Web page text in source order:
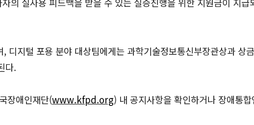
지털 포용 분야 대상팀에게는 과학기술정보통신부장관상과 상
다.
장애인재단(www.kfpd.org) 내 공지사항을 확인하거나 장애통